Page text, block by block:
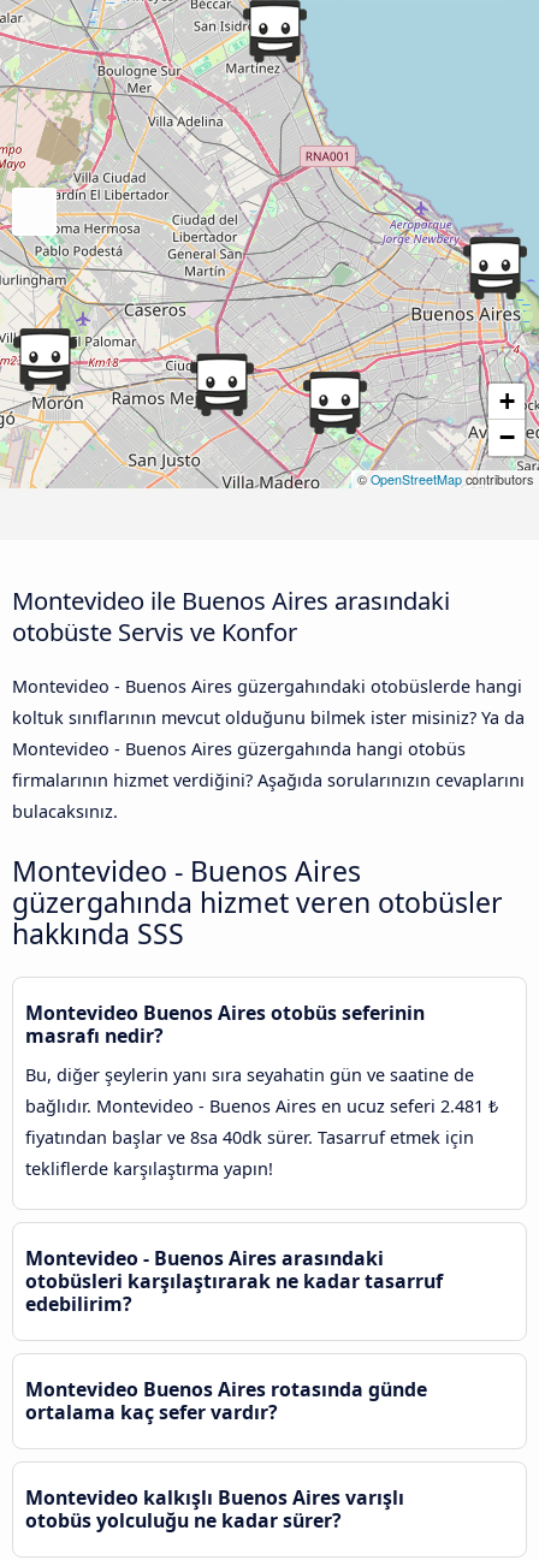
+
−
© OpenStreetMap contributors
Montevideo ile Buenos Aires arasındaki
otobüste Servis ve Konfor
Montevideo - Buenos Aires güzergahındaki otobüslerde hangi
koltuk sınıflarının mevcut olduğunu bilmek ister misiniz? Ya da
Montevideo - Buenos Aires güzergahında hangi otobüs
firmalarının hizmet verdiğini? Aşağıda sorularınızın cevaplarını
bulacaksınız.
Montevideo - Buenos Aires
güzergahında hizmet veren otobüsler
hakkında SSS
Montevideo Buenos Aires otobüs seferinin
masrafı nedir?
Bu, diğer şeylerin yanı sıra seyahatin gün ve saatine de
bağlıdır. Montevideo - Buenos Aires en ucuz seferi 2.481 ₺
fiyatından başlar ve 8sa 40dk sürer. Tasarruf etmek için
tekliflerde karşılaştırma yapın!
Montevideo - Buenos Aires arasındaki
otobüsleri karşılaştırarak ne kadar tasarruf
edebilirim?
Montevideo Buenos Aires rotasında günde
ortalama kaç sefer vardır?
Montevideo kalkışlı Buenos Aires varışlı
otobüs yolculuğu ne kadar sürer?